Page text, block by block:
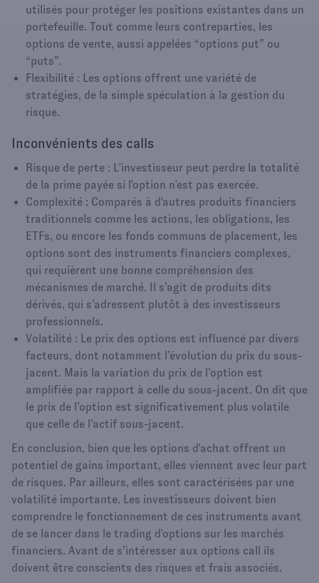
utilisés pour protéger les positions existantes dans un
portefeuille. Tout comme leurs contreparties, les
options de vente, aussi appelées “options put” ou
“puts”.
Flexibilité : Les options offrent une variété de
stratégies, de la simple spéculation à la gestion du
risque.
Inconvénients des calls
Risque de perte : L'investisseur peut perdre la totalité
de la prime payée si l'option n'est pas exercée.
Complexité : Comparés à d'autres produits financiers
traditionnels comme les actions, les obligations, les
ETFs, ou encore les fonds communs de placement, les
options sont des instruments financiers complexes,
qui requièrent une bonne compréhension des
mécanismes de marché. Il s’agit de produits dits
dérivés, qui s’adressent plutôt à des investisseurs
professionnels.
Volatilité : Le prix des options est influencé par divers
facteurs, dont notamment l’évolution du prix du sous-
jacent. Mais la variation du prix de l’option est
amplifiée par rapport à celle du sous-jacent. On dit que
le prix de l’option est significativement plus volatile
que celle de l’actif sous-jacent.
En conclusion, bien que les options d'achat offrent un
potentiel de gains important, elles viennent avec leur part
de risques. Par ailleurs, elles sont caractérisées par une
volatilité importante. Les investisseurs doivent bien
comprendre le fonctionnement de ces instruments avant
de se lancer dans le trading d'options sur les marchés
financiers. Avant de s’intéresser aux options call ils
doivent être conscients des risques et frais associés.